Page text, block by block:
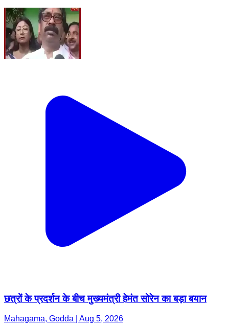
छत्रों के प्रदर्शन के बीच मुख्यमंत्री हेमंत सोरेन का बड़ा बयान
Mahagama, Godda | Aug 5, 2026